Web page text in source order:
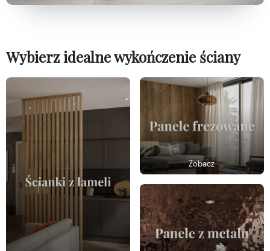
Wybierz idealne wykończenie ściany
Zobacz